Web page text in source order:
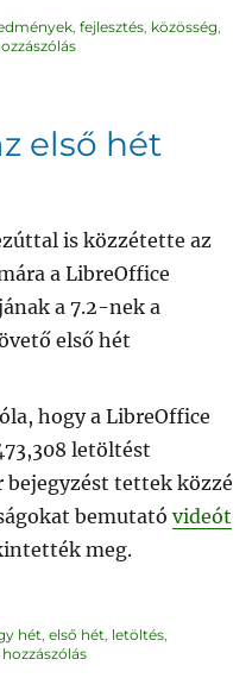
, fejlesztés, közösség
első hét
is közzétette az
a LibreOffice
a 7.2-nek a
első hét
hogy a LibreOffice
letöltést
tettek közzé
bemutatóvideót
meg.
hét első hét letöltés,